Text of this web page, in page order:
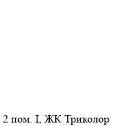
2 пом. I, ЖК Триколор